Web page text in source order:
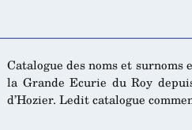
Catalogue des noms et surnoms
la Grande Ecurie du Roy
d’Hozier. Ledit catalogue